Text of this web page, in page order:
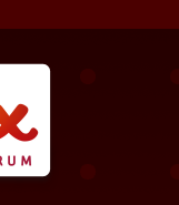
Fénix